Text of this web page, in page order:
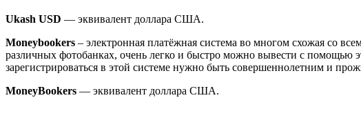
Ukash USD — эквивалент доллара США.
Moneybookers – электронная платёжная система во многом схожая со
различных фотобанках, очень легко и быстро можно вывести с помощью
зарегистрироваться в этой системе нужно быть совершеннолетним и
MoneyBookers — эквивалент доллара США.